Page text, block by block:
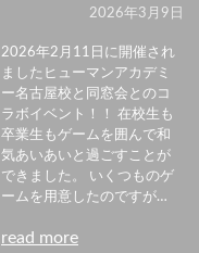
2026年3月9日
2026年2月11日に開催され
ましたヒューマンアカデミ
ー名古屋校と同窓会とのコ
ラボイベント！！ 在校生も
卒業生もゲームを囲んで和
気あいあいと過ごすことが
できました。 いくつものゲ
ームを用意したのですが…
read more